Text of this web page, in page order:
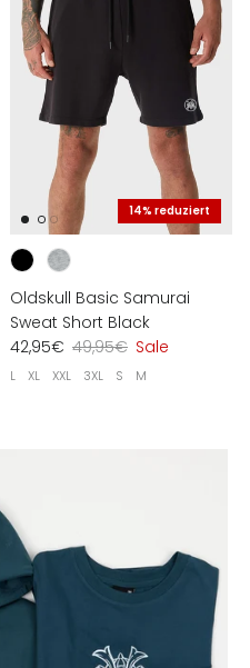
14% reduziert
Oldskull Basic Samurai
Sweat Short Black
42,95€ 49,95€ Sale
L XL XXL 3XL S M